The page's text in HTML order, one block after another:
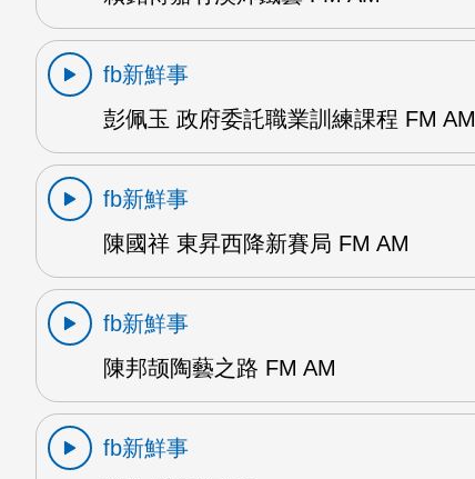
fb新鮮事
彭佩玉 政府委託職業訓練課程 FM AM
fb新鮮事
陳國祥 東昇西降新賽局 FM AM
fb新鮮事
陳邦颉陶藝之路 FM AM
fb新鮮事